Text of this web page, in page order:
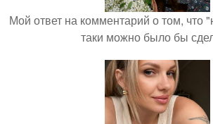
Мой ответ на комментарий о том, что
таки можно было бы